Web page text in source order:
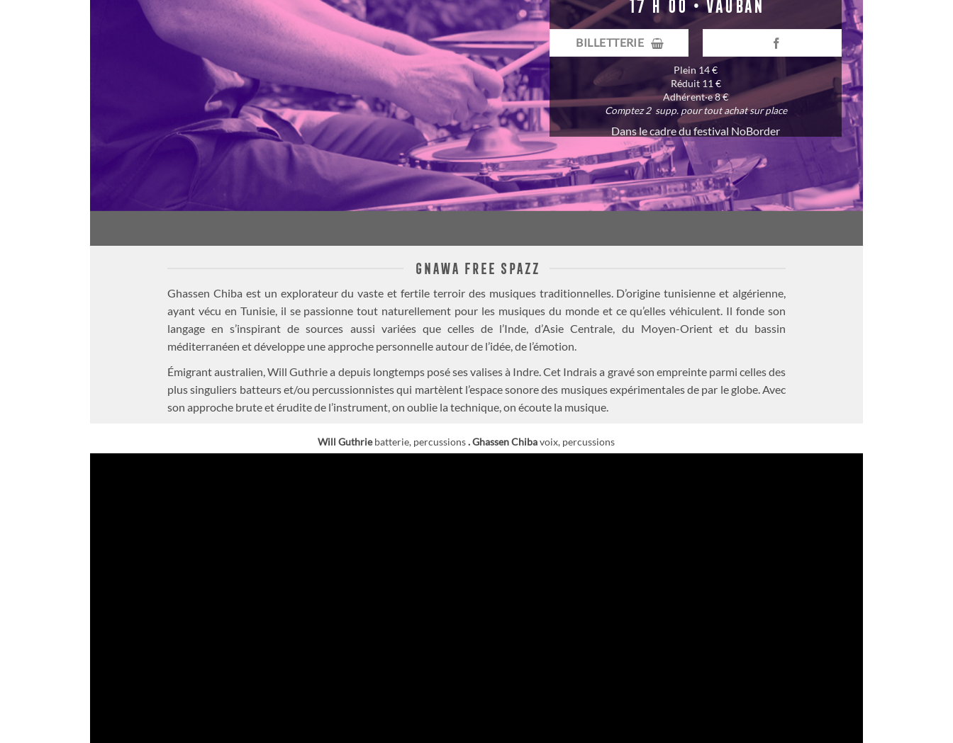
17 H 00 • VAUBAN
BILLETTERIE
Plein 14 €
Réduit 11 €
Adhérent·e 8 €
Comptez 2 supp. pour tout achat sur place
Dans le cadre du festival NoBorder
GNAWA FREE SPAZZ
Ghassen Chiba est un explorateur du vaste et fertile terroir des musiques traditionnelles. D’origine tunisienne et algérienne,
ayant vécu en Tunisie, il se passionne tout naturellement pour les musiques du monde et ce qu’elles véhiculent. Il fonde son
langage en s’inspirant de sources aussi variées que celles de l’Inde, d’Asie Centrale, du Moyen-Orient et du bassin
méditerranéen et développe une approche personnelle autour de l’idée, de l’émotion.
Émigrant australien, Will Guthrie a depuis longtemps posé ses valises à Indre. Cet Indrais a gravé son empreinte parmi celles des
plus singuliers batteurs et/ou percussionnistes qui martèlent l’espace sonore des musiques expérimentales de par le globe. Avec
son approche brute et érudite de l’instrument, on oublie la technique, on écoute la musique.
Will Guthriebatterie, percussions.Ghassen Chibavoix, percussions